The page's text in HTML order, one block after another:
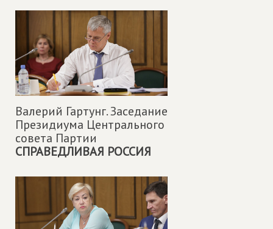
Валерий Гартунг. Заседание
Президиума Центрального
совета Партии
СПРАВЕДЛИВАЯ РОССИЯ